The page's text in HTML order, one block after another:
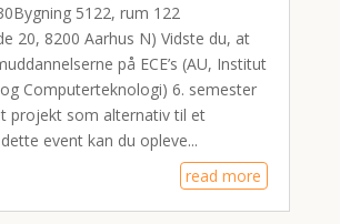
5122, rum 122
20, 8200 Aarhus N) Vidste du, at
på ECE’s (AU, Institut
Computerteknologi) 6. semester
projekt som alternativ til et
event kan du opleve...
read more